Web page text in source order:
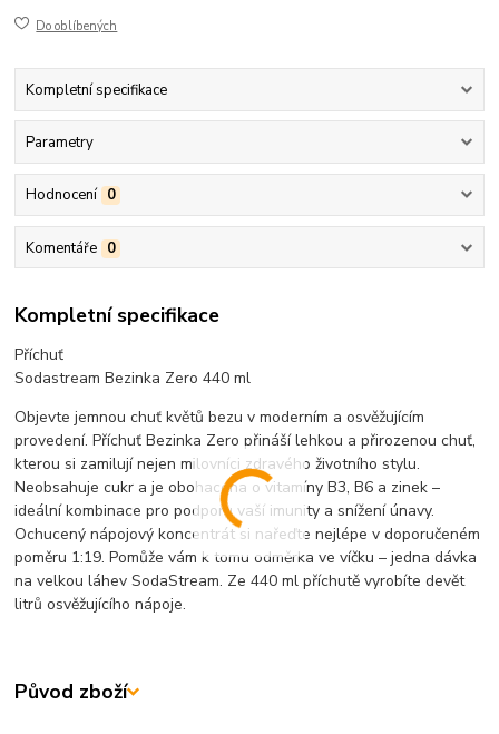
Do oblíbených
Kompletní specifikace
Parametry
Hodnocení 0
Komentáře 0
Kompletní specifikace
Příchuť
Sodastream Bezinka Zero 440 ml
Objevte jemnou chuť květů bezu v moderním a osvěžujícím
provedení. Příchuť Bezinka Zero přináší lehkou a přirozenou chuť,
kterou si zamilují nejen milovníci zdravého životního stylu.
Neobsahuje cukr a je obohacena o vitamíny B3, B6 a zinek –
ideální kombinace pro podporu vaší imunity a snížení únavy.
Ochucený nápojový koncentrát si nařeďte nejlépe v doporučeném
poměru 1:19. Pomůže vám k tomu odměrka ve víčku – jedna dávka
na velkou láhev SodaStream. Ze 440 ml příchutě vyrobíte devět
litrů osvěžujícího nápoje.
Původ zboží